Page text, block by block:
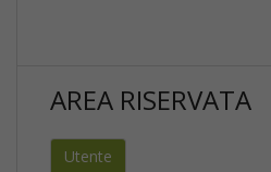
AREA RISERVATA
Utente